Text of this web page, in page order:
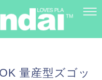
量産型ズゴッ